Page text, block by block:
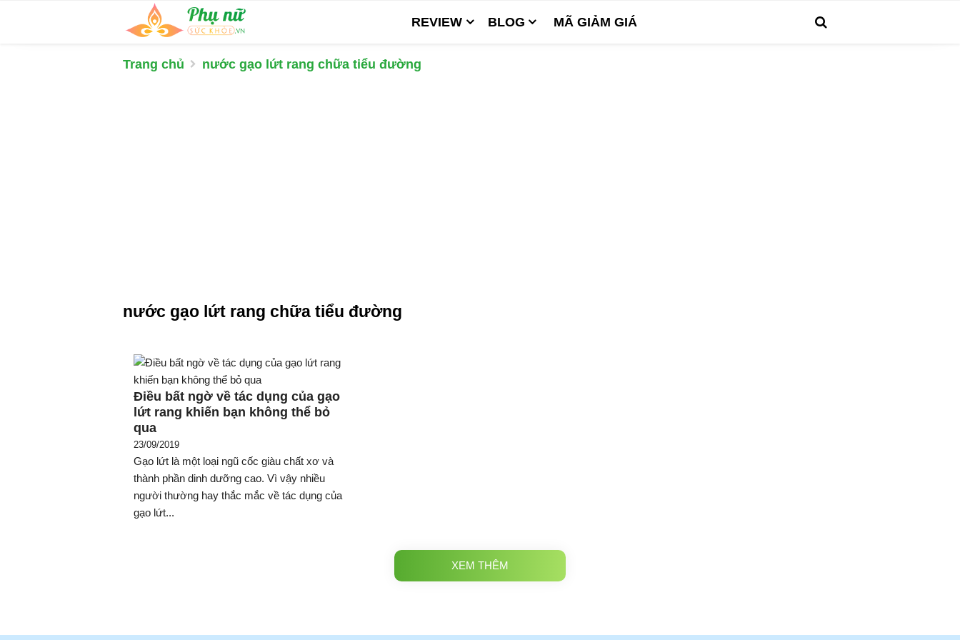
REVIEW BLOG MÃ GIẢM GIÁ
Trang chủ nước gạo lứt rang chữa tiểu đường
nước gạo lứt rang chữa tiểu đường
Điều bất ngờ về tác dụng của gạo
lứt rang khiến bạn không thể bỏ
qua
23/09/2019
Gạo lứt là một loại ngũ cốc giàu chất xơ và
thành phần dinh dưỡng cao. Vì vậy nhiều
người thường hay thắc mắc về tác dụng của
gạo lứt...
XEM THÊM